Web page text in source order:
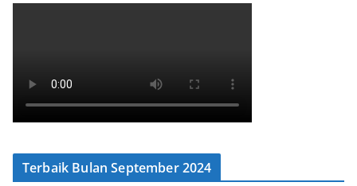
Terbaik Bulan September 2024